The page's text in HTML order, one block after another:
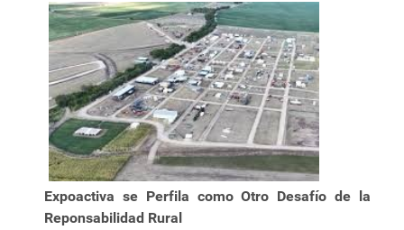
Expoactiva se Perfila como Otro Desafío de la
Reponsabilidad Rural